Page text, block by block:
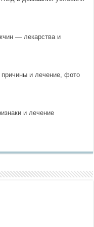
— лекарства и
и лечение, фото
и лечение